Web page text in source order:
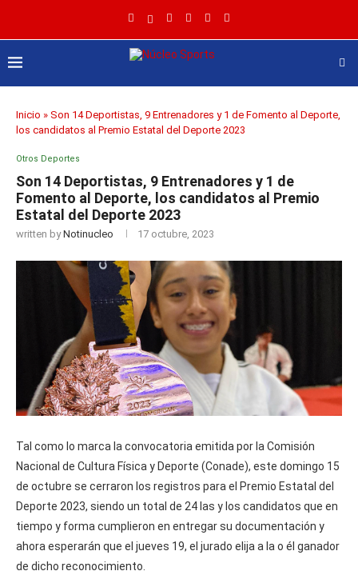
Inicio » Son 14 Deportistas, 9 Entrenadores y 1 de Fomento al Deporte,
los candidatos al Premio Estatal del Deporte 2023
Otros Deportes
Son 14 Deportistas, 9 Entrenadores y 1 de
Fomento al Deporte, los candidatos al Premio
Estatal del Deporte 2023
written byNotinucleo 17 octubre, 2023
Tal como lo marca la convocatoria emitida por la Comisión
Nacional de Cultura Física y Deporte (Conade), este domingo 15
de octubre se cerraron los registros para el Premio Estatal del
Deporte 2023, siendo un total de 24 las y los candidatos que en
tiempo y forma cumplieron en entregar su documentación y
ahora esperarán que el jueves 19, el jurado elija a la o él ganador
de dicho reconocimiento.